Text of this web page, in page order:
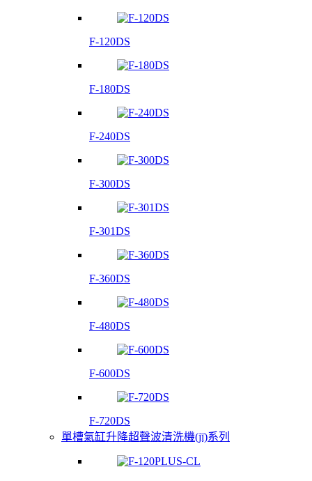
F-120DS
F-180DS
F-240DS
F-300DS
F-301DS
F-360DS
F-480DS
F-600DS
F-720DS
單槽氣缸升降超聲波清洗機(jī)系列